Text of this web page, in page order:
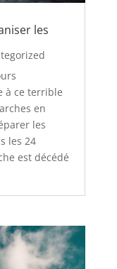
les
à ce terrible
en
les
les 24
est décédé